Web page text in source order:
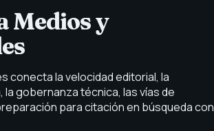
Medios y
conecta la velocidad editorial, la
gobernanza técnica, las vías de
para citación en búsqueda con